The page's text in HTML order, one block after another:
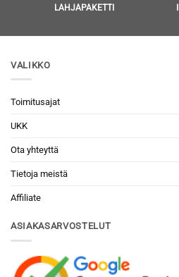
LAHJAPAKETTI
VALIKKO
Toimitusajat
UKK
Ota yhteyttä
Tietoja meistä
Affiliate
ASIAKASARVOSTELUT